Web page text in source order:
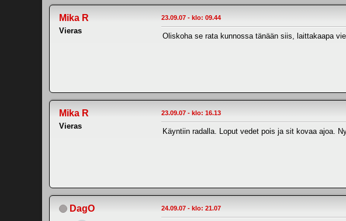
Mika R
Vieras
23.09.07 - klo: 09.44
Oliskoha se rata kunnossa tänään siis, laittakaapa
Mika R
Vieras
23.09.07 - klo: 16.13
Käyntiin radalla. Loput vedet pois ja sit kovaa ajoa.
DagO 24.09.07 - klo: 21.07